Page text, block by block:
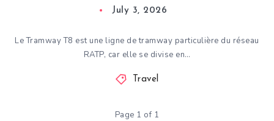
July 3, 2026
Le Tramway T8 est une ligne de tramway particulière du réseau
RATP, car elle se divise en…
Travel
Page 1 of 1